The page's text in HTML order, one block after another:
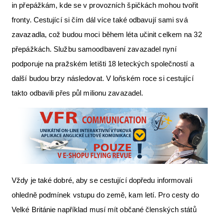
in přepážkám, kde se v provozních špičkách mohou tvořit
fronty. Cestující si čím dál více také odbavují sami svá
zavazadla, což budou moci během léta učinit celkem na 32
přepážkách. Službu samoodbavení zavazadel nyní
podporuje na pražském letišti 18 leteckých společností a
další budou brzy následovat. V loňském roce si cestující
takto odbavili přes půl milionu zavazadel.
Vždy je také dobré, aby se cestující dopředu informovali
ohledně podmínek vstupu do země, kam letí. Pro cesty do
Velké Británie například musí mít občané členských států